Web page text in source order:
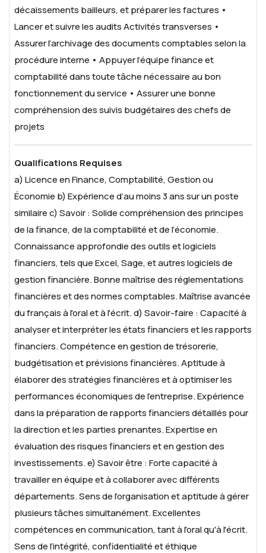
décaissements bailleurs, et préparer les factures •
Lancer et suivre les auditsActivités transverses •
Assurer l’archivage des documents comptables selon la
procédure interne • Appuyer l’équipe finance et
comptabilité dans toute tâche nécessaire au bon
fonctionnement du service • Assurer une bonne
compréhension des suivis budgétaires des chefs de
projets
Qualifications Requises
a) Licence en Finance, Comptabilité, Gestion ou
Économie b) Expérience d’au moins 3 ans sur un poste
similairec) Savoir :Solide compréhension des principes
de la finance, de la comptabilité et de l’économie.
Connaissance approfondie des outils et logiciels
financiers, tels que Excel, Sage, et autres logiciels de
gestion financière.Bonne maîtrise des réglementations
financières et des normes comptables.Maîtrise avancée
du français à l'oral et à l'écrit.d) Savoir-faire :Capacité à
analyser et interpréter les états financiers et les rapports
financiers.Compétence en gestion de trésorerie,
budgétisation et prévisions financières.Aptitude à
élaborer des stratégies financières et à optimiser les
performances économiques de l'entreprise.Expérience
dans la préparation de rapports financiers détaillés pour
la direction et les parties prenantes.Expertise en
évaluation des risques financiers et en gestion des
investissements.e) Savoir être :Forte capacité à
travailler en équipe et à collaborer avec différents
départements.Sens de l’organisation et aptitude à gérer
plusieurs tâches simultanément.Excellentes
compétences en communication, tant à l'oral qu'à l'écrit.
Sens de l’intégrité, confidentialité et éthique